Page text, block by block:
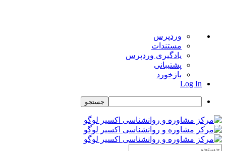
درباره
وردپرس
وردپرس
مستندات
یادگیری وردپرس
پشتیبانی
بازخورد
Log In
جستجو
Skip
to
content
جستجو